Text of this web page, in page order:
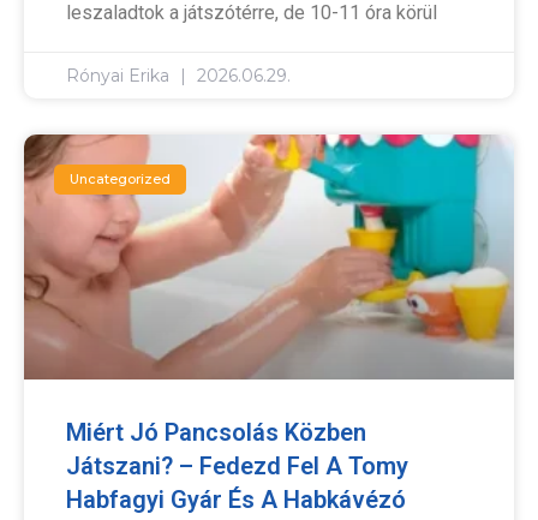
leszaladtok a játszótérre, de 10-11 óra körül
Rónyai Erika 2026.06.29.
Uncategorized
Miért Jó Pancsolás Közben
Játszani? – Fedezd Fel A Tomy
Habfagyi Gyár És A Habkávézó